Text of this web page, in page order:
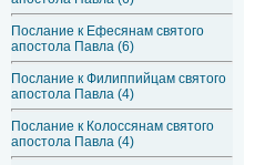
Послание к Ефесянам святого
апостола Павла (6)
Послание к Филиппийцам святого
апостола Павла (4)
Послание к Колоссянам святого
апостола Павла (4)